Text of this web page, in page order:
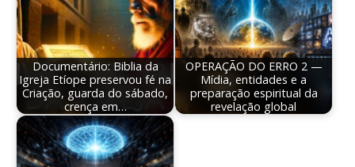
Documentário: Biblia da
Igreja Etíope preservou fé na
Criação, guarda do sábado,
crença em…
OPERAÇÃO DO ERRO 2 —
Mídia, entidades e a
preparação espiritual da
revelação global